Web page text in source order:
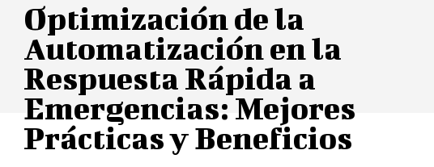
Optimización de la
Automatización en la
Respuesta Rápida a
Emergencias: Mejores
Prácticas y Beneficios